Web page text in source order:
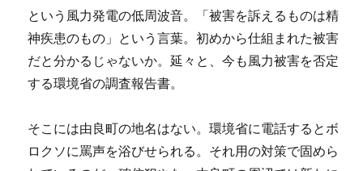
という風力発電の低周波音。「被害を訴えるものは精
神疾患のもの」という言葉。初めから仕組まれた被害
だと分かるじゃないか。延々と、今も風力被害を否定
する環境省の調査報告書。
そこには由良町の地名はない。環境省に電話するとボ
ロクソに罵声を浴びせられる。それ用の対策で固めら